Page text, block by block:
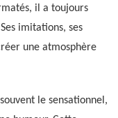
il a toujours
imitations, ses
une atmosphère
le sensationnel,